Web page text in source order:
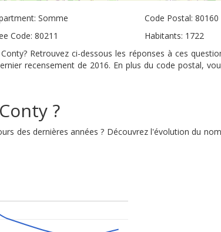
Somme
Code: 80211
Code Postal: 80160
Habitants: 1722
Retrouvez ci-dessous les réponses à ces
recensement de 2016. En plus du code postal,
?
des dernières années ? Découvrez l'évolution du